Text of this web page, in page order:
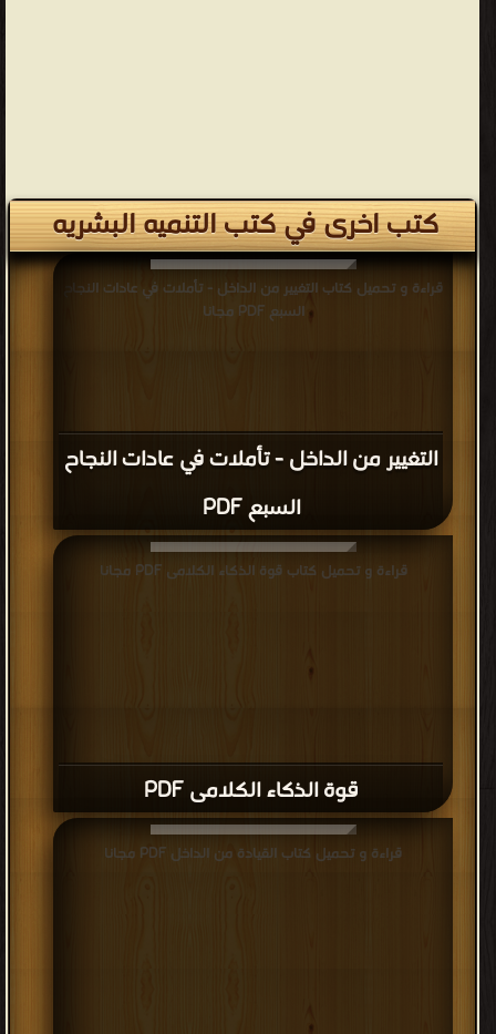
كتب اخرى في كتب التنميه البشريه
التغيير من الداخل - تأملات في عادات النجاح
السبع PDF
قراءة و تحميل كتاب التغيير من الداخل - تأملات في عادات النجاح
السبع PDF مجانا
قوة الذكاء الكلامى PDF
قراءة و تحميل كتاب قوة الذكاء الكلامى PDF مجانا
قراءة و تحميل كتاب القيادة من الداخل PDF مجانا